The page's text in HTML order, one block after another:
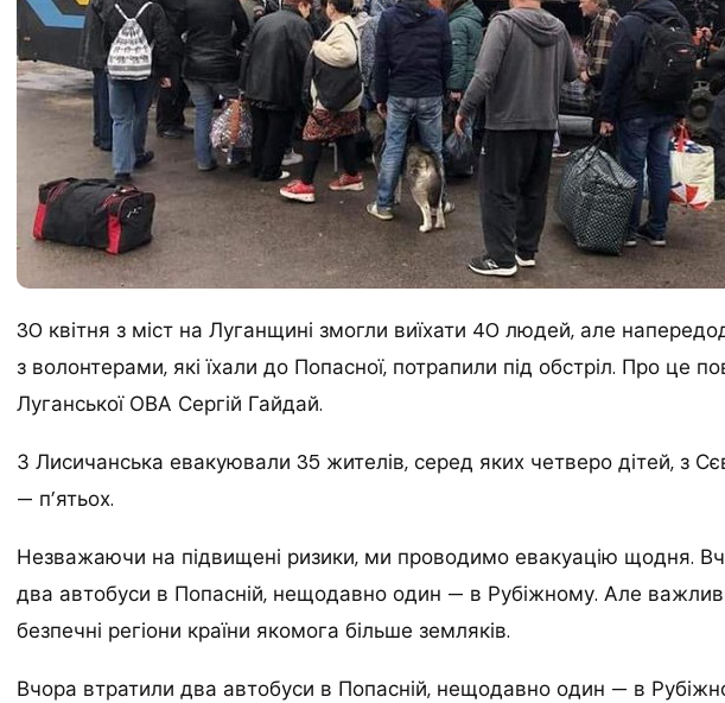
30 квітня з міст на Луганщині змогли виїхати 40 людей, але
з волонтерами, які їхали до Попасної, потрапили під обстріл. Про це
Луганської ОВА Сергій Гайдай.
З Лисичанська евакуювали 35 жителів, серед яких четверо дітей, з
— п’ятьох.
Незважаючи на підвищені ризики, ми проводимо евакуацію щодня.
два автобуси в Попасній, нещодавно один — в Рубіжному. Але
безпечні регіони країни якомога більше земляків.
Вчора втратили два автобуси в Попасній, нещодавно один — в